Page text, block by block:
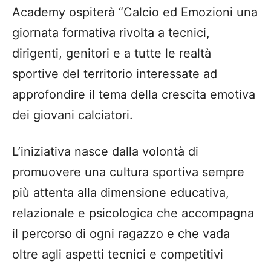
Academy ospiterà “Calcio ed Emozioni una
giornata formativa rivolta a tecnici,
dirigenti, genitori e a tutte le realtà
sportive del territorio interessate ad
approfondire il tema della crescita emotiva
dei giovani calciatori.
L’iniziativa nasce dalla volontà di
promuovere una cultura sportiva sempre
più attenta alla dimensione educativa,
relazionale e psicologica che accompagna
il percorso di ogni ragazzo e che vada
oltre agli aspetti tecnici e competitivi